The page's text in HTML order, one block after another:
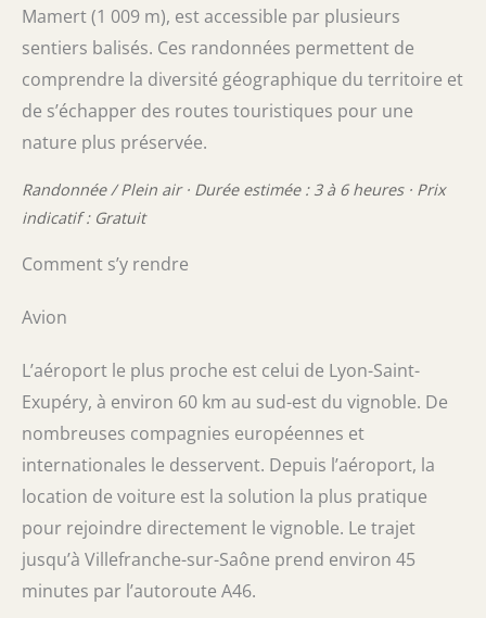
Mamert (1 009 m), est accessible par plusieurs
sentiers balisés. Ces randonnées permettent de
comprendre la diversité géographique du territoire et
de s’échapper des routes touristiques pour une
nature plus préservée.
Randonnée / Plein air · Durée estimée : 3 à 6 heures · Prix
indicatif : Gratuit
Comment s’y rendre
Avion
L’aéroport le plus proche est celui de Lyon-Saint-
Exupéry, à environ 60 km au sud-est du vignoble. De
nombreuses compagnies européennes et
internationales le desservent. Depuis l’aéroport, la
location de voiture est la solution la plus pratique
pour rejoindre directement le vignoble. Le trajet
jusqu’à Villefranche-sur-Saône prend environ 45
minutes par l’autoroute A46.